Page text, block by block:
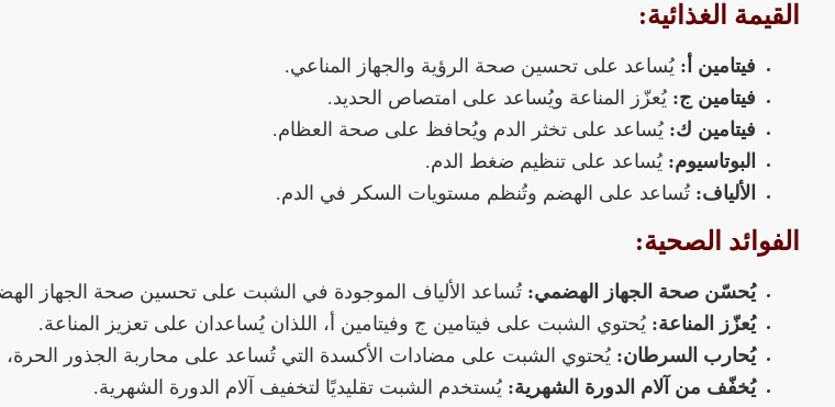
القيمة الغذائية:
فيتامين أ: يُساعد على تحسين صحة الرؤية والجهاز المناعي.
فيتامين ج: يُعزّز المناعة ويُساعد على امتصاص الحديد.
فيتامين ك: يُساعد على تخثر الدم ويُحافظ على صحة العظام.
البوتاسيوم: يُساعد على تنظيم ضغط الدم.
الألياف: تُساعد على الهضم وتُنظم مستويات السكر في الدم.
الفوائد الصحية:
يُحسّن صحة الجهاز الهضمي: تُساعد الألياف الموجودة في الشبت على تحسين صحة الجهاز
يُعزّز المناعة: يُحتوي الشبت على فيتامين ج وفيتامين أ، اللذان يُساعدان على تعزيز المناعة.
يُحارب السرطان: يُحتوي الشبت على مضادات الأكسدة التي تُساعد على محاربة الجذور
يُخفّف من آلام الدورة الشهرية: يُستخدم الشبت تقليديًا لتخفيف آلام الدورة الشهرية.